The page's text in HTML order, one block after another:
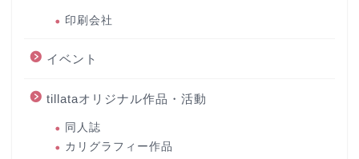
印刷会社
イベント
tillataオリジナル作品・活動
同人誌
カリグラフィー作品